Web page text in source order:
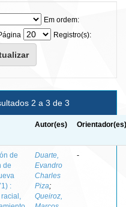
Em ordem:
Registro(s):
2 a 3 de 3
Autor(es) Orientador(es)
de
de
:
Duarte,
Evandro
Charles
Piza;
Queiroz,
-